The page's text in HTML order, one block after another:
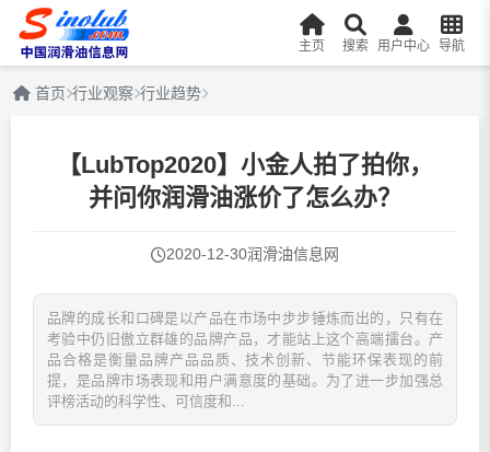
主页 搜索 用户中心 导航
首页 行业观察 行业趋势
【LubTop2020】小金人拍了拍你，
并问你润滑油涨价了怎么办？
2020-12-30润滑油信息网
品牌的成长和口碑是以产品在市场中步步锤炼而出的，只有在
考验中仍旧傲立群雄的品牌产品，才能站上这个高端擂台。产
品合格是衡量品牌产品品质、技术创新、节能环保表现的前
提，是品牌市场表现和用户满意度的基础。为了进一步加强总
评榜活动的科学性、可信度和...